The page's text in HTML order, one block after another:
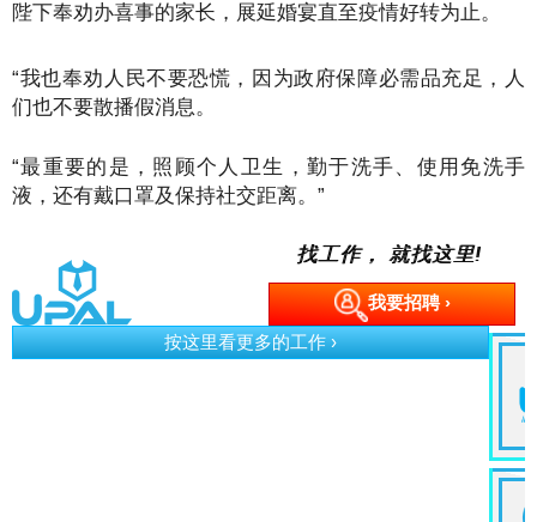
陛下奉劝办喜事的家长，展延婚宴直至疫情好转为止。
“我也奉劝人民不要恐慌，因为政府保障必需品充足，人
们也不要散播假消息。
“最重要的是，照顾个人卫生，勤于洗手、使用免洗手
液，还有戴口罩及保持社交距离。”
找工作， 就找这里!
我要招聘 ›
按这里看更多的工作 ›